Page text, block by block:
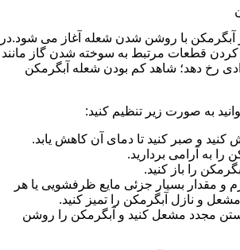
آبگرمکن با روشن شدن شعله آغاز می شود.در
کردن قطعات مرتبط به سوخته شدن گاز مانند
رخ دهد؛ شاهد کم بودن شعله آبگرمکن
به صورت زیر تنظیم کنید:
کنید و صبر کنید تا دمای آن کاهش یابد.
به آرامی بردارید.
را باز کنید.
و مقدار بسیار جزئی مایع ظرفشویی یا هر
و نازل آبگرمکن را تمیز کنید.
مجدد مشعل کنید و آبگرمکن را روشن